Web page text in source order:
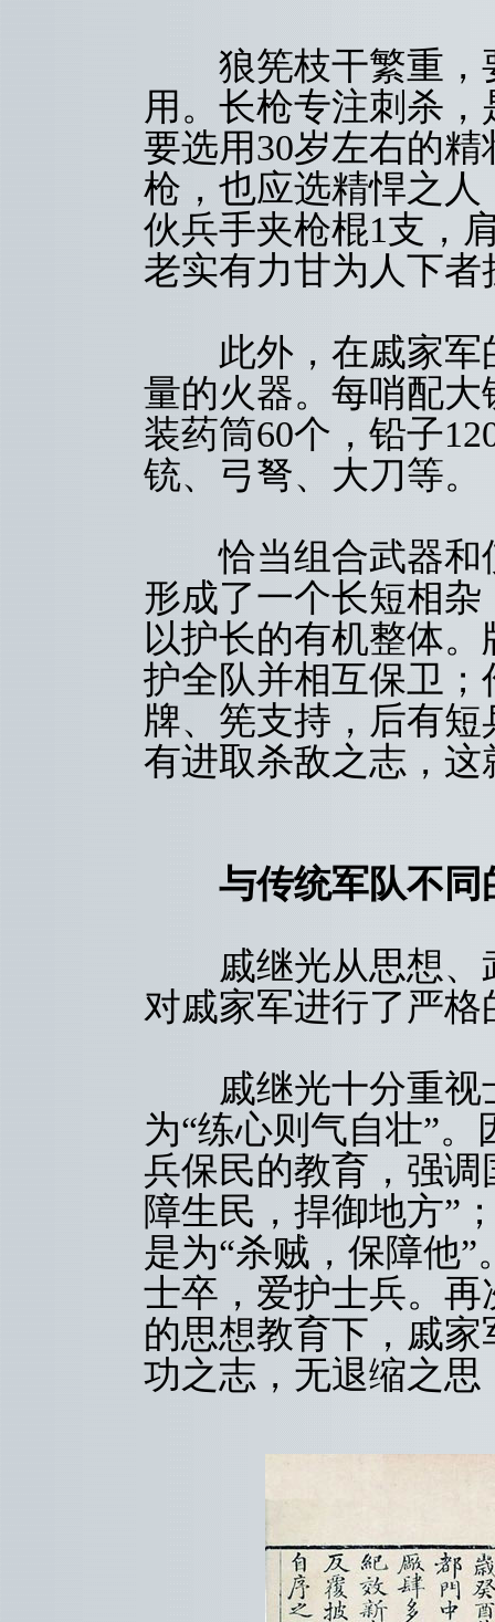
狼筅枝干繁重，
用。长枪专注刺杀
要选用30岁左右的
枪，也应选精悍之
伙兵手夹枪棍1支，
老实有力甘为人下者
此外，在戚家军
量的火器。每哨配
装药筒60个，铅子
铳、弓弩、大刀等。
恰当组合武器和
形成了一个长短相
以护长的有机整体
护全队并相互保卫
牌、筅支持，后有
有进取杀敌之志，
与传统军队不
戚继光从思想、
对戚家军进行了严格
戚继光十分重视
为“练心则气自壮”
兵保民的教育，强
障生民，捍御地方”
是为“杀贼，保障他
士卒，爱护士兵。
的思想教育下，戚
功之志，无退缩之